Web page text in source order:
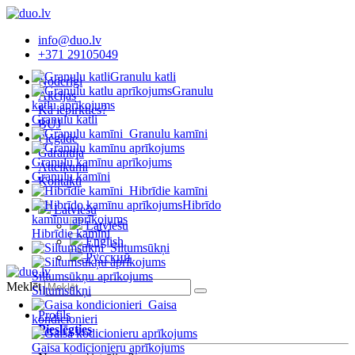
info@duo.lv
+371 29105049
Noderīgi
Akcijas
Kā iepirkties?
BUJ
Piegāde
Garantija
Atteikumi
Kontakti
Latviešu
Latviešu
English
Русский
Granulu katli
Granulu
katlu aprīkojums
Granulu katli
Granulu kamīni
Granulu kamīnu aprīkojums
Granulu kamīni
Hibrīdie kamīni
Hibrīdo
kamīnu aprīkojums
Hibrīdie kamīni
Siltumsūkņi
Siltumsūkņu aprīkojums
Siltumsūkņi
Gaisa
kondicionieri
Gaisa kodicionieru aprīkojums
Meklēt
Profils
Pieslēgties